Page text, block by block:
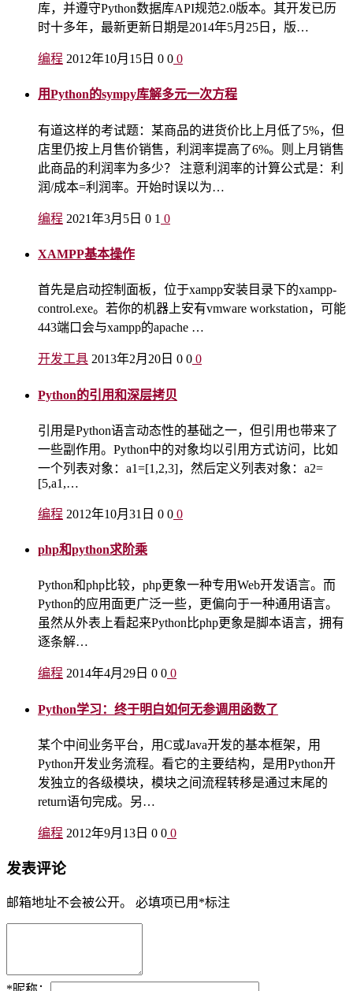
库，并遵守Python数据库API规范2.0版本。其开发已历
时十多年，最新更新日期是2014年5月25日，版…
编程 2012年10月15日 0 0 0
用Python的sympy库解多元一次方程
有道这样的考试题：某商品的进货价比上月低了5%，但
店里仍按上月售价销售，利润率提高了6%。则上月销售
此商品的利润率为多少？ 注意利润率的计算公式是：利
润/成本=利润率。开始时误以为…
编程 2021年3月5日 0 1 0
XAMPP基本操作
首先是启动控制面板，位于xampp安装目录下的xampp-
control.exe。若你的机器上安有vmware workstation，可能
443端口会与xampp的apache …
开发工具 2013年2月20日 0 0 0
Python的引用和深层拷贝
引用是Python语言动态性的基础之一，但引用也带来了
一些副作用。Python中的对象均以引用方式访问，比如
一个列表对象：a1=[1,2,3]，然后定义列表对象：a2=
[5,a1,…
编程 2012年10月31日 0 0 0
php和python求阶乘
Python和php比较，php更象一种专用Web开发语言。而
Python的应用面更广泛一些，更偏向于一种通用语言。
虽然从外表上看起来Python比php更象是脚本语言，拥有
逐条解…
编程 2014年4月29日 0 0 0
Python学习：终于明白如何无参调用函数了
某个中间业务平台，用C或Java开发的基本框架，用
Python开发业务流程。看它的主要结构，是用Python开
发独立的各级模块，模块之间流程转移是通过末尾的
return语句完成。另…
编程 2012年9月13日 0 0 0
发表评论
邮箱地址不会被公开。 必填项已用 *标注